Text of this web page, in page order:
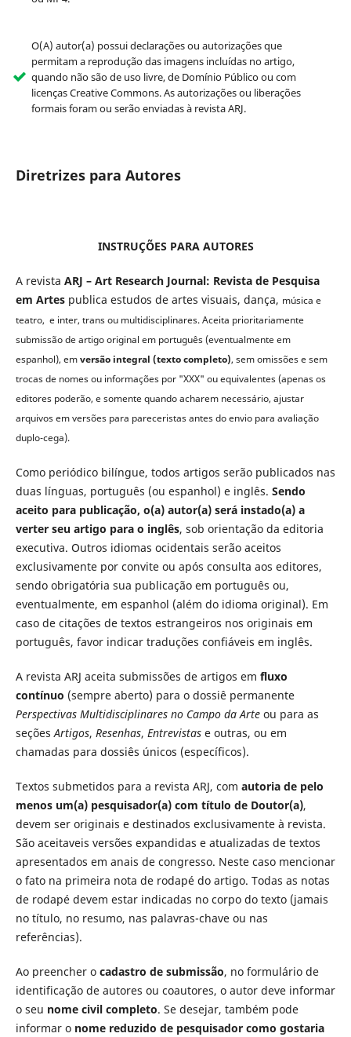
O(A) autor(a) possui declarações ou autorizações que
permitam a reprodução das imagens incluídas no artigo,
quando não são de uso livre, de Domínio Público ou com
licenças Creative Commons. As autorizações ou liberações
formais foram ou serão enviadas à revista ARJ.
Diretrizes para Autores
INSTRUÇÕES PARA AUTORES
A revista ARJ – Art Research Journal: Revista de Pesquisa
em Artespublica estudos de artes visuais, dança, música e
teatro, e inter, trans ou multidisciplinares. Aceita prioritariamente
submissão de artigo original em português (eventualmente em
espanhol), emversão integral (texto completo), sem omissões e sem
trocas de nomes ou informações por "XXX" ou equivalentes (apenas os
editores poderão, e somente quando acharem necessário, ajustar
arquivos em versões para pareceristas antes do envio para avaliação
duplo-cega).
Como periódico bilíngue, todos artigos serão publicados nas
duas línguas, português (ou espanhol) e inglês. Sendo
aceito para publicação, o(a) autor(a) será instado(a) a
verter seu artigo para o inglês, sob orientação da editoria
executiva. Outros idiomas ocidentais serão aceitos
exclusivamente por convite ou após consulta aos editores,
sendo obrigatória sua publicação em português ou,
eventualmente, em espanhol (além do idioma original). Em
caso de citações de textos estrangeiros nos originais em
português, favor indicar traduções confiáveis em inglês.
A revista ARJ aceita submissões de artigos em fluxo
contínuo (sempre aberto) para o dossiê permanente
Perspectivas Multidisciplinares no Campo da Arteou para as
seçõesArtigos, Resenhas, Entrevistase outras, ou em
chamadas para dossiês únicos (específicos).
Textos submetidos para a revista ARJ, com autoria de pelo
menos um(a) pesquisador(a) com título de Doutor(a),
devem ser originais e destinados exclusivamente à revista.
São aceitaveis versões expandidas e atualizadas de textos
apresentados em anais de congresso. Neste caso mencionar
o fato na primeira nota de rodapé do artigo. Todas as notas
de rodapé devem estar indicadas no corpo do texto (jamais
no título, no resumo, nas palavras-chave ou nas
referências).
Ao preencher o cadastro de submissão, no formulário de
identificação de autores ou coautores, o autor deve informar
o seu nome civil completo. Se desejar, também pode
informar o nome reduzido de pesquisador como gostaria